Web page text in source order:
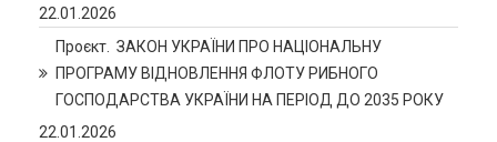
22.01.2026
Проєкт. ЗАКОН УКРАЇНИ ПРО НАЦІОНАЛЬНУ
ПРОГРАМУ ВІДНОВЛЕННЯ ФЛОТУ РИБНОГО
ГОСПОДАРСТВА УКРАЇНИ НА ПЕРІОД ДО 2035 РОКУ
22.01.2026